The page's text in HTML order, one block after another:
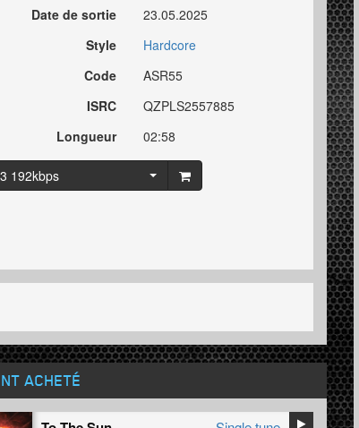
Date de sortie
23.05.2025
Style
Hardcore
Code
ASR55
ISRC
QZPLS2557885
Longueur
02:58
192kbps
ACHETÉ